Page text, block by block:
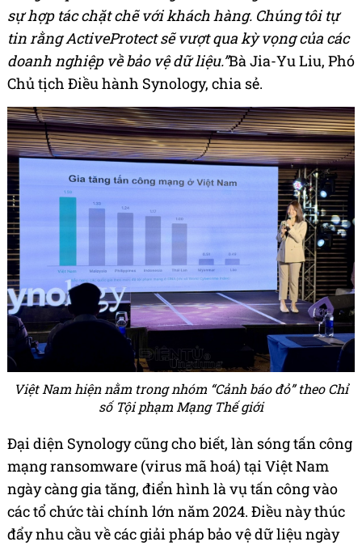
sự hợp tác chặt chẽ với khách hàng. Chúng tôi tự
tin rằng ActiveProtect sẽ vượt qua kỳ vọng của các
doanh nghiệp về bảo vệ dữ liệu.”Bà Jia-Yu Liu, Phó
Chủ tịch Điều hành Synology, chia sẻ.
Việt Nam hiện nằm trong nhóm “Cảnh báo đỏ” theo Chỉ
số Tội phạm Mạng Thế giới
Đại diện Synology cũng cho biết, làn sóng tấn công
mạng ransomware (virus mã hoá) tại Việt Nam
ngày càng gia tăng, điển hình là vụ tấn công vào
các tổ chức tài chính lớn năm 2024. Điều này thúc
đẩy nhu cầu về các giải pháp bảo vệ dữ liệu ngày